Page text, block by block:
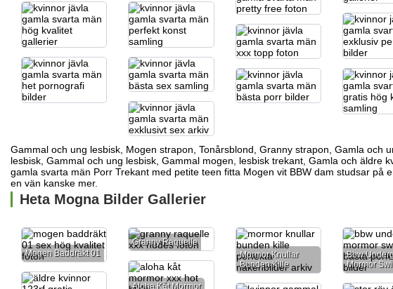
Gammal och ung lesbisk, Mogen strapon, Tonårsblond, Granny strapon, Gamla och
lesbisk, Gammal och ung lesbisk, Gammal mogen, lesbisk trekant, Gamla och äldre
gamla svarta män Porr Trekant med petite teen fitta Mogen vit BBW dam studsar på
en vän kanske mer.
Heta Mogna Bilder Gallerier
Mogen Baddräkt 01
Granny Raquelle
Mormor Knullar
Bunden Kille
Bbw
Mormor
Aloha Kåt Mormor